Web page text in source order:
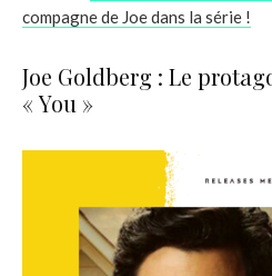
compagne de Joe dans la série !
Joe Goldberg : Le
« You »